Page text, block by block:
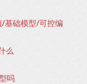
基础模型/可控编
么
吗